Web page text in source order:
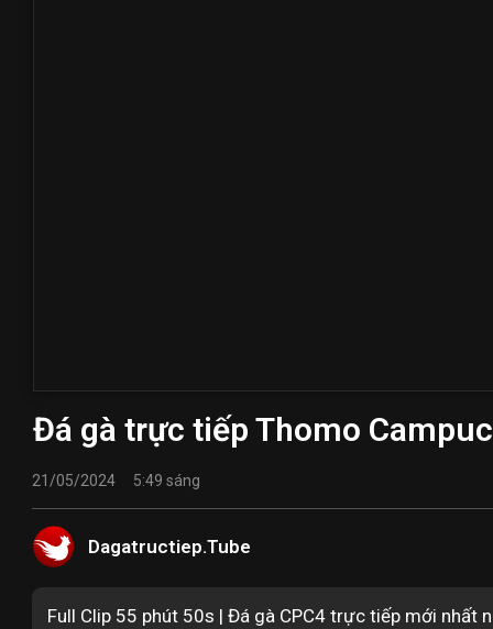
Đá gà trực tiếp Thomo
21/05/2024 5:49 sáng
Dagatructiep.Tube
Full Clip 55 phút 50s | Đá gà CPC4 trực tiếp mới nhất